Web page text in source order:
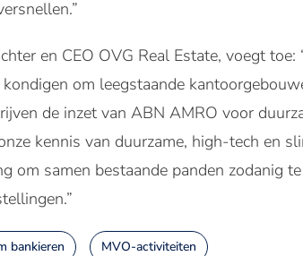
en CEO OVG Real Estate, voegt
om leegstaande
de inzet van ABN AMRO voor
kennis van duurzame, high-tech en
om samen bestaande panden zodanig
bankieren MVO-activiteiten